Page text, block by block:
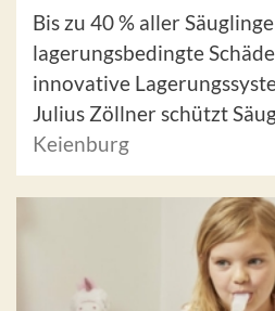
Bis zu 40 % aller
lagerungsbedingte
innovative
Julius Zöllner schützt
Keienburg